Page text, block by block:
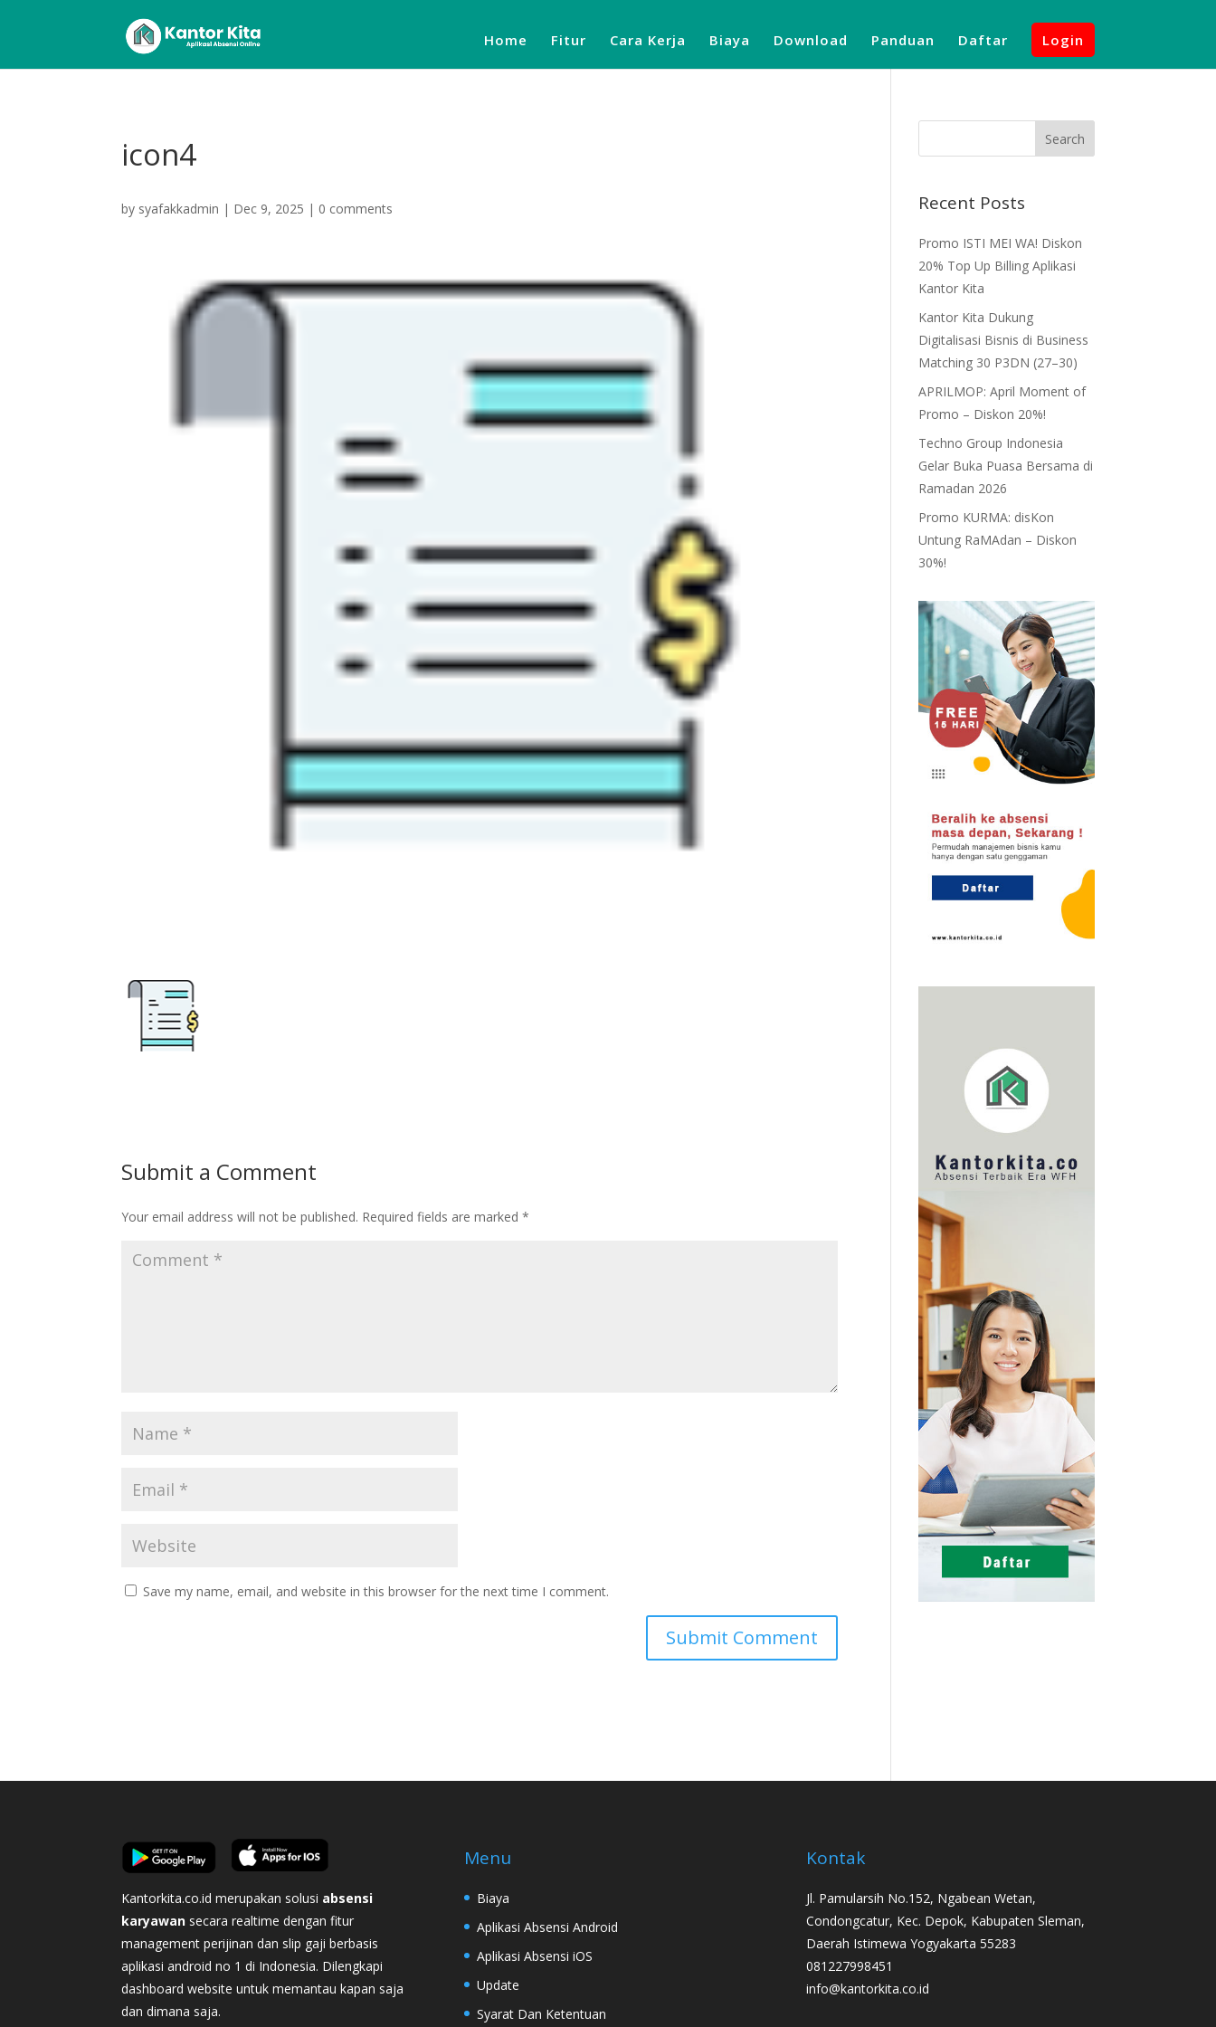
Home Fitur Cara Kerja Biaya Download Panduan Daftar Login
icon4
by syafakkadmin | Dec 9, 2025 | 0 comments
Submit a Comment
Your email address will not be published. Required fields are marked*
Save my name, email, and website in this browser for the next time I comment.
Recent Posts
Promo ISTI MEI WA! Diskon
20% Top Up Billing Aplikasi
Kantor Kita
Kantor Kita Dukung
Digitalisasi Bisnis di Business
Matching 30 P3DN (27–30)
APRILMOP: April Moment of
Promo – Diskon 20%!
Techno Group Indonesia
Gelar Buka Puasa Bersama di
Ramadan 2026
Promo KURMA: disKon
Untung RaMAdan – Diskon
30%!
Kantorkita.co.id merupakan solusi absensi
karyawan secara realtime dengan fitur
management perijinan dan slip gaji berbasis
aplikasi android no 1 di Indonesia. Dilengkapi
dashboard website untuk memantau kapan saja
dan dimana saja.
Menu
Biaya
Aplikasi Absensi Android
Aplikasi Absensi iOS
Update
Syarat Dan Ketentuan
Kontak
Jl. Pamularsih No.152, Ngabean Wetan,
Condongcatur, Kec. Depok, Kabupaten Sleman,
Daerah Istimewa Yogyakarta 55283
081227998451
info@kantorkita.co.id